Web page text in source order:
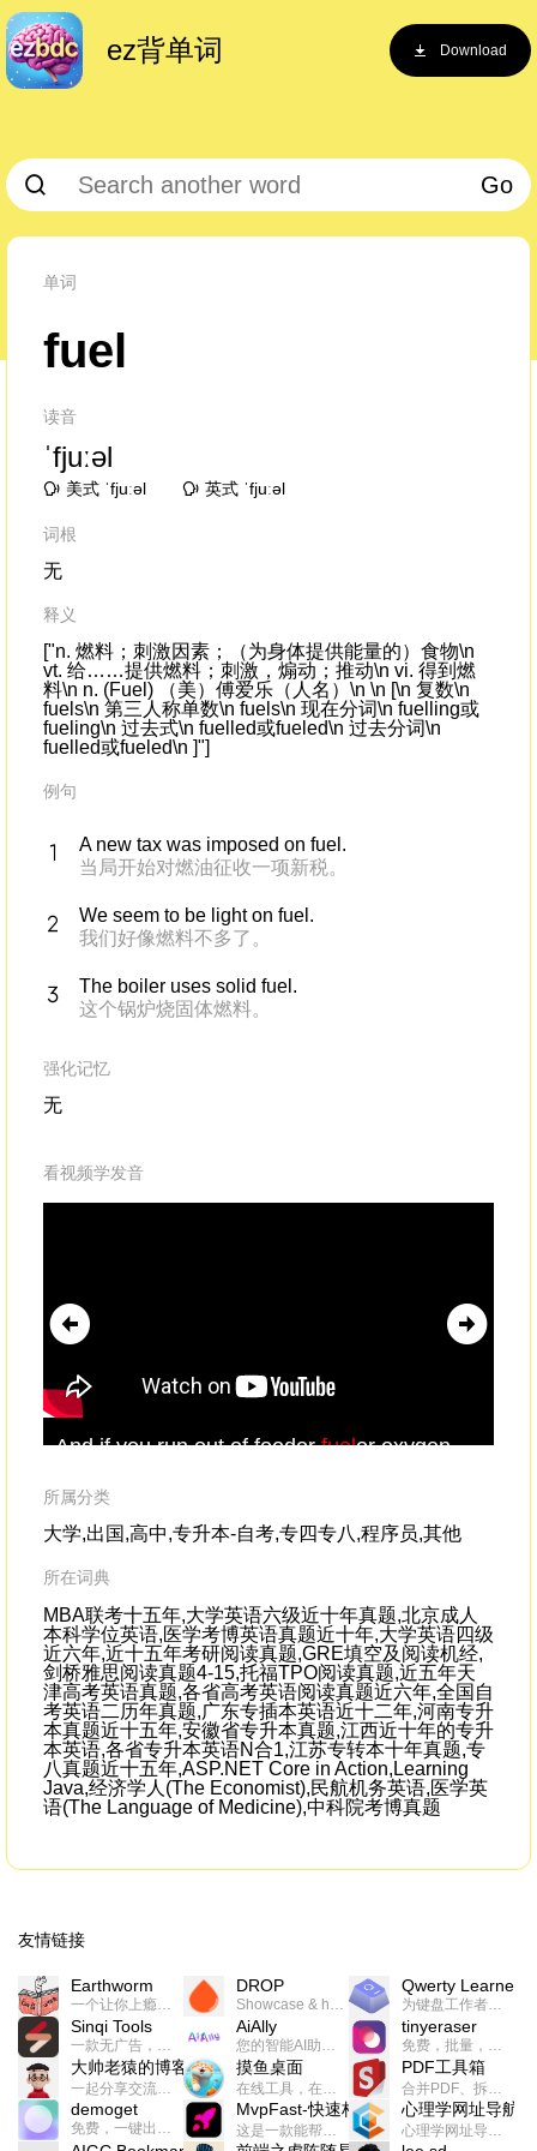
ez背单词 Download
Go
单词
fuel
读音
ˈfjuːəl
美式 ˈfjuːəl 英式 ˈfjuːəl
词根
无
释义
["n. 燃料；刺激因素；（为身体提供能量的）食物\n
vt. 给……提供燃料；刺激，煽动；推动\n vi. 得到燃
料\n n. (Fuel) （美）傅爱乐（人名）\n \n [\n 复数\n
fuels\n 第三人称单数\n fuels\n 现在分词\n fuelling或
fueling\n 过去式\n fuelled或fueled\n 过去分词\n
fuelled或fueled\n ]"]
例句
A new tax was imposed on fuel.
当局开始对燃油征收一项新税。
We seem to be light on fuel.
我们好像燃料不多了。
The boiler uses solid fuel.
这个锅炉烧固体燃料。
强化记忆
无
看视频学发音
And if you run out of foodorfuelor oxygen,
所属分类
大学,出国,高中,专升本-自考,专四专八,程序员,其他
所在词典
MBA联考十五年,大学英语六级近十年真题,北京成人
本科学位英语,医学考博英语真题近十年,大学英语四级
近六年,近十五年考研阅读真题,GRE填空及阅读机经,
剑桥雅思阅读真题4-15,托福TPO阅读真题,近五年天
津高考英语真题,各省高考英语阅读真题近六年,全国自
考英语二历年真题,广东专插本英语近十二年,河南专升
本真题近十五年,安徽省专升本真题,江西近十年的专升
本英语,各省专升本英语N合1,江苏专转本十年真题,专
八真题近十五年,ASP.NET Core in Action,Learning
Java,经济学人(The Economist),民航机务英语,医学英
语(The Language of Medicine),中科院考博真题
友情链接
Earthworm DROP Qwerty Learner
为键盘工作者设计的单词与肌肉记忆锻炼软件
Sinqi Tools AiAlly tinyeraser
大帅老猿的博客 摸鱼桌面 PDF工具箱
合并PDF、拆分PDF、旋转PDF、裁剪PDF、转换PDF、加密PDF、解密PDF、PDF加水印等多种PDF处理功能
demoget MvpFast-快速构建网站应用
这是一款能帮助你快速构建个人网站的应用，使用最新的前端技术栈，集成登录、鉴权、手机、邮箱、数据库、博客、文章、支付等等网站所需要的功能，你只需要花几个小时开发你的核心功能就可以上线，一次购买，永久拥有
心理学网址导航